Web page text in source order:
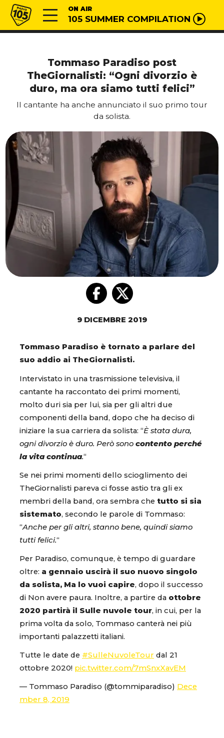
Vai al contenuto
Radio 105 ON AIR
105 SUMMER COMPILATION
Tommaso Paradiso post
TheGiornalisti: “Ogni divorzio è
duro, ma ora siamo tutti felici”
Il cantante ha anche annunciato il suo primo tour
da solista.
9 DICEMBRE 2019
Tommaso Paradiso è tornato a parlare del
suo addio ai TheGiornalisti.
Intervistato in una trasmissione televisiva, il
cantante ha raccontato dei primi momenti,
molto duri sia per lui, sia per gli altri due
componenti della band, dopo che ha deciso di
iniziare la sua carriera da solista: “È stata dura,
ogni divorzio è duro. Però sono contento perché
la vita continua.“
Se nei primi momenti dello scioglimento dei
TheGiornalisti pareva ci fosse astio tra gli ex
membri della band, ora sembra che tutto si sia
sistemato, secondo le parole di Tommaso:
“Anche per gli altri, stanno bene, quindi siamo
tutti felici.“
Per Paradiso, comunque, è tempo di guardare
oltre: a gennaio uscirà il suo nuovo singolo
da solista, Ma lo vuoi capire, dopo il successo
di Non avere paura. Inoltre, a partire da ottobre
2020 partirà il Sulle nuvole tour, in cui, per la
prima volta da solo, Tommaso canterà nei più
importanti palazzetti italiani.
Tutte le date de #SulleNuvoleTour dal 21
ottobre 2020! pic.twitter.com/7mSnxXavEM
— Tommaso Paradiso (@tommiparadiso) Dece
mber 8, 2019